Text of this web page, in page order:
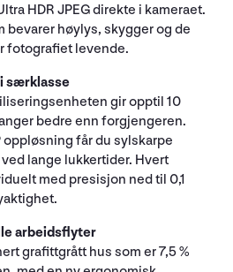
HDR JPEG direkte i kameraet.
bevarer høylys, skygger og de
fotografiet levende.
særklasse
gir opptil 10
bedre enn forgjengeren.
oppløsning får du sylskarpe
lange lukkertider. Hvert
med presisjon ned til 0,1
arbeidsflyter
grafittgrått hus som er 7,5 %